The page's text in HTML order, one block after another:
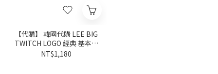
【代購】 韓國代購 LEE BIG
TWITCH LOGO 經典 基本款
短袖 短T LE2402ST01
NT$1,180